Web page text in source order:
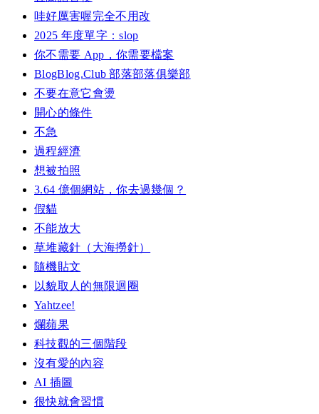
哇好厲害喔完全不用改
2025 年度單字：slop
你不需要 App，你需要檔案
BlogBlog.Club 部落部落俱樂部
不要在意它會燙
開心的條件
不急
過程經濟
想被拍照
3.64 億個網站，你去過幾個？
假貓
不能放大
草堆藏針（大海撈針）
隨機貼文
以貌取人的無限迴圈
Yahtzee!
爛蘋果
科技觀的三個階段
沒有愛的內容
AI 插圖
很快就會習慣